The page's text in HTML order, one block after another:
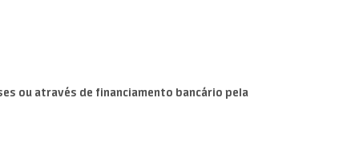
ou através de financiamento bancário pela